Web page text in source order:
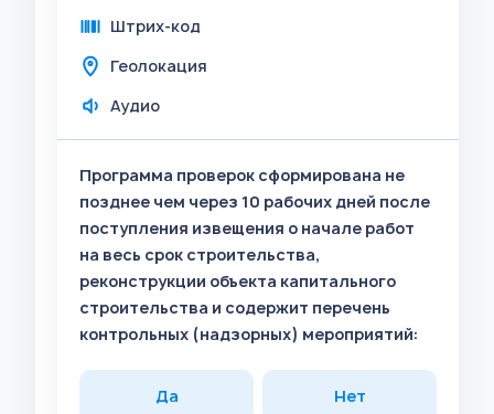
Штрих-код
Геолокация
Аудио
Программа проверок сформирована не
позднее чем через 10 рабочих дней после
поступления извещения о начале работ
на весь срок строительства,
реконструкции объекта капитального
строительства и содержит перечень
контрольных (надзорных) мероприятий:
Да Нет